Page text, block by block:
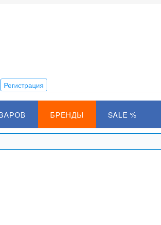
Регистрация
БРЕНДЫ SALE %